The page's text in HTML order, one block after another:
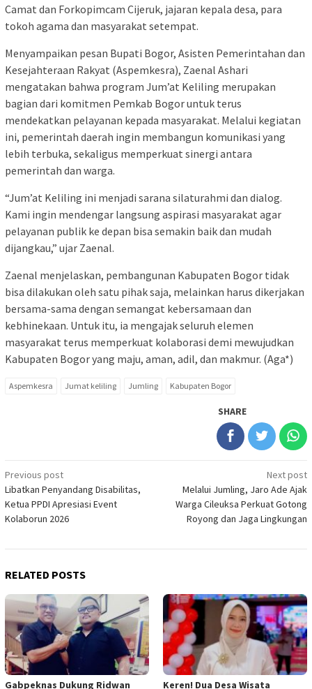
Camat dan Forkopimcam Cijeruk, jajaran kepala desa, para
tokoh agama dan masyarakat setempat.
Menyampaikan pesan Bupati Bogor, Asisten Pemerintahan dan
Kesejahteraan Rakyat (Aspemkesra), Zaenal Ashari
mengatakan bahwa program Jum’at Keliling merupakan
bagian dari komitmen Pemkab Bogor untuk terus
mendekatkan pelayanan kepada masyarakat. Melalui kegiatan
ini, pemerintah daerah ingin membangun komunikasi yang
lebih terbuka, sekaligus memperkuat sinergi antara
pemerintah dan warga.
“Jum’at Keliling ini menjadi sarana silaturahmi dan dialog.
Kami ingin mendengar langsung aspirasi masyarakat agar
pelayanan publik ke depan bisa semakin baik dan mudah
dijangkau,” ujar Zaenal.
Zaenal menjelaskan, pembangunan Kabupaten Bogor tidak
bisa dilakukan oleh satu pihak saja, melainkan harus dikerjakan
bersama-sama dengan semangat kebersamaan dan
kebhinekaan. Untuk itu, ia mengajak seluruh elemen
masyarakat terus memperkuat kolaborasi demi mewujudkan
Kabupaten Bogor yang maju, aman, adil, dan makmur. (Aga*)
Aspemkesra Jumat keliling Jumling Kabupaten Bogor
SHARE
Post
navigation
Previous post
Libatkan Penyandang Disabilitas,
Ketua PPDI Apresiasi Event
Kolaborun 2026
Next post
Melalui Jumling, Jaro Ade Ajak
Warga Cileuksa Perkuat Gotong
Royong dan Jaga Lingkungan
RELATED POSTS
Gabpeknas Dukung Ridwan Keren! Dua Desa Wisata